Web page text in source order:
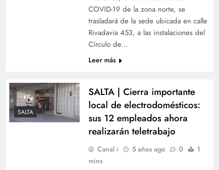
COVID-19 de la zona norte, se
trasladará de la sede ubicada en calle
Rivadavia 453, a las instalaciones del
Círculo de…
Leer más
SALTA
SALTA | Cierra importante
local de electrodomésticos:
sus 12 empleados ahora
realizarán teletrabajo
Canal i 5 años ago 0
1
mins